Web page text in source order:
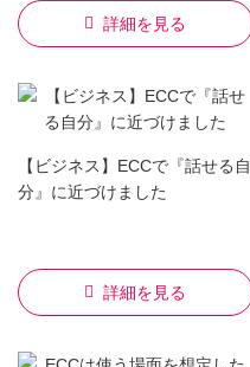
詳細を見る
【ビジネス】ECCで『話せる自
分』に近づけました
詳細を見る